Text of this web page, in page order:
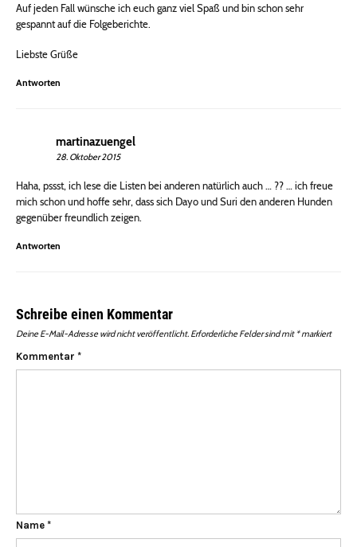
Auf jeden Fall wünsche ich euch ganz viel Spaß und bin schon sehr
gespannt auf die Folgeberichte.
Liebste Grüße
Antworten
martinazuengel
28. Oktober 2015
Haha, pssst, ich lese die Listen bei anderen natürlich auch … ?? … ich freue
mich schon und hoffe sehr, dass sich Dayo und Suri den anderen Hunden
gegenüber freundlich zeigen.
Antworten
Schreibe einen Kommentar
Deine E-Mail-Adresse wird nicht veröffentlicht. Erforderliche Felder sind mit *markiert
Kommentar *
Name *